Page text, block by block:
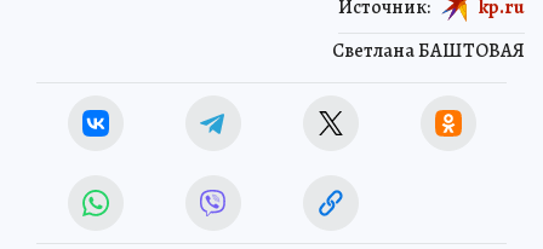
Светлана БАШТОВАЯ
Источник: kp.ru